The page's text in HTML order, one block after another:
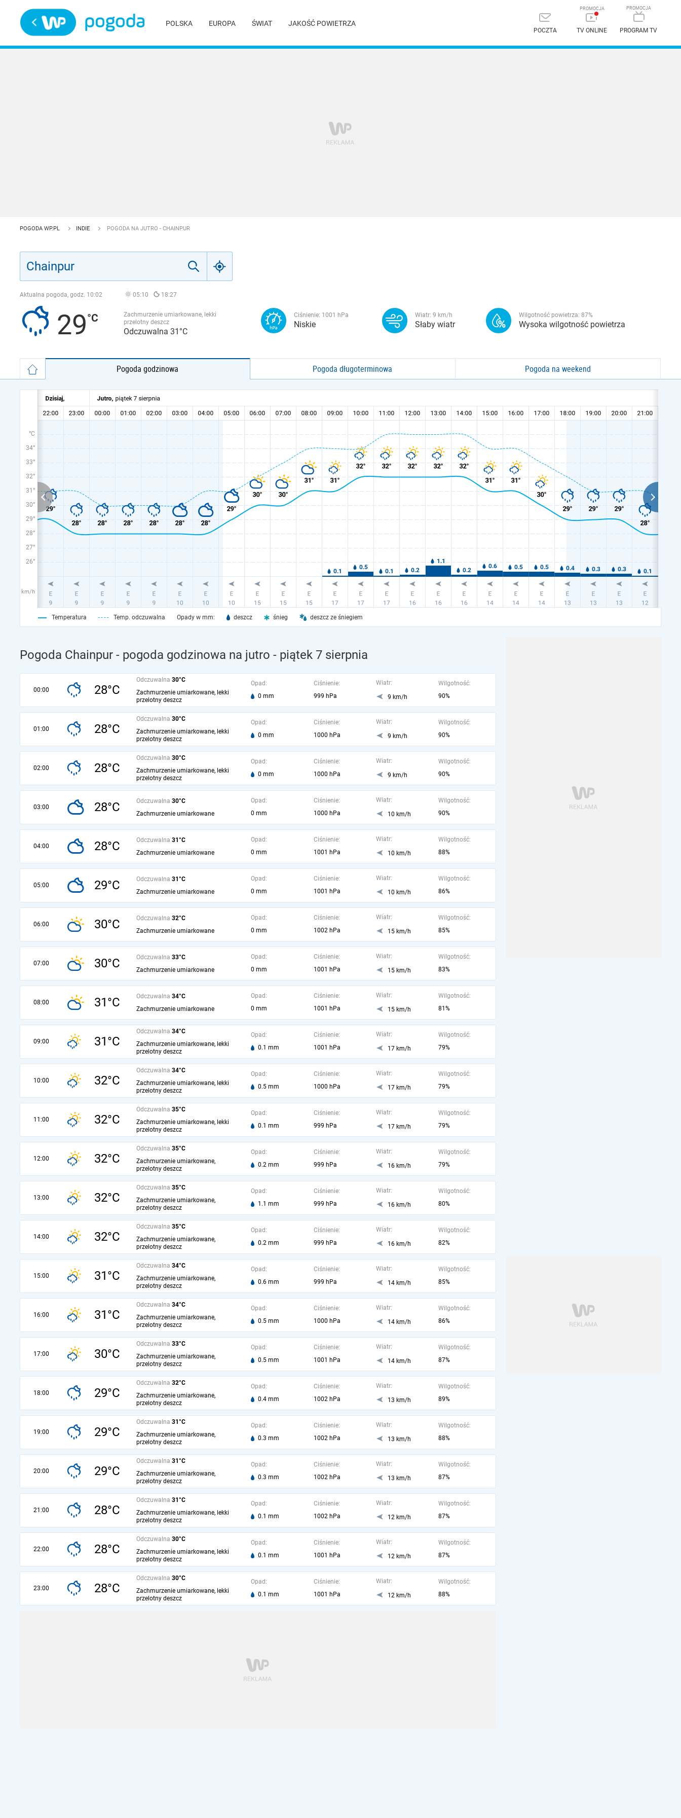
POLSKA EUROPA ŚWIAT JAKOŚĆ POWIETRZA
POCZTA TV ONLINE PROGRAM TV
POGODA WP.PL INDIE POGODA NA JUTRO - CHAINPUR
Aktualna pogoda, godz. 10:02 05:10 18:27
29
Zachmurzenie umiarkowane, lekki
przelotny deszcz
Odczuwalna 31°C
Ciśnienie: 1001 hPa
Niskie
Wiatr: 9 km/h
Słaby wiatr
Wilgotność powietrza: 87%
Wysoka wilgotność powietrza
Pogoda godzinowa Pogoda długoterminowa Pogoda na weekend
°C
34°
33°
32°
31°
30°
29°
28°
27°
26°
km/h
Temperatura Temp. odczuwalna Opady w mm: deszcz śnieg deszcz ze śniegiem
Pogoda Chainpur - pogoda godzinowa na jutro - piątek 7 sierpnia
00:00 28°C
Odczuwalna 30°C
Zachmurzenie umiarkowane, lekki
przelotny deszcz
Opad:
0 mm
Ciśnienie:
999 hPa
Wiatr:
9 km/h
Wilgotność:
90%
01:00 28°C
Odczuwalna 30°C
Zachmurzenie umiarkowane, lekki
przelotny deszcz
Opad:
0 mm
Ciśnienie:
1000 hPa
Wiatr:
9 km/h
Wilgotność:
90%
02:00 28°C
Odczuwalna 30°C
Zachmurzenie umiarkowane, lekki
przelotny deszcz
Opad:
0 mm
Ciśnienie:
1000 hPa
Wiatr:
9 km/h
Wilgotność:
90%
03:00 28°C Odczuwalna 30°C
Zachmurzenie umiarkowane
Opad:
0 mm
Ciśnienie:
1000 hPa
Wiatr:
10 km/h
Wilgotność:
90%
04:00 28°C Odczuwalna 31°C
Zachmurzenie umiarkowane
Opad:
0 mm
Ciśnienie:
1001 hPa
Wiatr:
10 km/h
Wilgotność:
88%
05:00 29°C Odczuwalna 31°C
Zachmurzenie umiarkowane
Opad:
0 mm
Ciśnienie:
1001 hPa
Wiatr:
10 km/h
Wilgotność:
86%
06:00 30°C Odczuwalna 32°C
Zachmurzenie umiarkowane
Opad:
0 mm
Ciśnienie:
1002 hPa
Wiatr:
15 km/h
Wilgotność:
85%
07:00 30°C Odczuwalna 33°C
Zachmurzenie umiarkowane
Opad:
0 mm
Ciśnienie:
1001 hPa
Wiatr:
15 km/h
Wilgotność:
83%
08:00 31°C Odczuwalna 34°C
Zachmurzenie umiarkowane
Opad:
0 mm
Ciśnienie:
1001 hPa
Wiatr:
15 km/h
Wilgotność:
81%
09:00 31°C
Odczuwalna 34°C
Zachmurzenie umiarkowane, lekki
przelotny deszcz
Opad:
0.1 mm
Ciśnienie:
1001 hPa
Wiatr:
17 km/h
Wilgotność:
79%
10:00 32°C
Odczuwalna 34°C
Zachmurzenie umiarkowane, lekki
przelotny deszcz
Opad:
0.5 mm
Ciśnienie:
1000 hPa
Wiatr:
17 km/h
Wilgotność:
79%
11:00 32°C
Odczuwalna 35°C
Zachmurzenie umiarkowane, lekki
przelotny deszcz
Opad:
0.1 mm
Ciśnienie:
999 hPa
Wiatr:
17 km/h
Wilgotność:
79%
12:00 32°C
Odczuwalna 35°C
Zachmurzenie umiarkowane,
przelotny deszcz
Opad:
0.2 mm
Ciśnienie:
999 hPa
Wiatr:
16 km/h
Wilgotność:
79%
13:00 32°C
Odczuwalna 35°C
Zachmurzenie umiarkowane,
przelotny deszcz
Opad:
1.1 mm
Ciśnienie:
999 hPa
Wiatr:
16 km/h
Wilgotność:
80%
14:00 32°C
Odczuwalna 35°C
Zachmurzenie umiarkowane,
przelotny deszcz
Opad:
0.2 mm
Ciśnienie:
999 hPa
Wiatr:
16 km/h
Wilgotność:
82%
15:00 31°C
Odczuwalna 34°C
Zachmurzenie umiarkowane,
przelotny deszcz
Opad:
0.6 mm
Ciśnienie:
999 hPa
Wiatr:
14 km/h
Wilgotność:
85%
16:00 31°C
Odczuwalna 34°C
Zachmurzenie umiarkowane,
przelotny deszcz
Opad:
0.5 mm
Ciśnienie:
1000 hPa
Wiatr:
14 km/h
Wilgotność:
86%
17:00 30°C
Odczuwalna 33°C
Zachmurzenie umiarkowane,
przelotny deszcz
Opad:
0.5 mm
Ciśnienie:
1001 hPa
Wiatr:
14 km/h
Wilgotność:
87%
18:00 29°C
Odczuwalna 32°C
Zachmurzenie umiarkowane,
przelotny deszcz
Opad:
0.4 mm
Ciśnienie:
1002 hPa
Wiatr:
13 km/h
Wilgotność:
89%
19:00 29°C
Odczuwalna 31°C
Zachmurzenie umiarkowane,
przelotny deszcz
Opad:
0.3 mm
Ciśnienie:
1002 hPa
Wiatr:
13 km/h
Wilgotność:
88%
20:00 29°C
Odczuwalna 31°C
Zachmurzenie umiarkowane,
przelotny deszcz
Opad:
0.3 mm
Ciśnienie:
1002 hPa
Wiatr:
13 km/h
Wilgotność:
87%
21:00 28°C
Odczuwalna 31°C
Zachmurzenie umiarkowane, lekki
przelotny deszcz
Opad:
0.1 mm
Ciśnienie:
1002 hPa
Wiatr:
12 km/h
Wilgotność:
87%
22:00 28°C
Odczuwalna 30°C
Zachmurzenie umiarkowane, lekki
przelotny deszcz
Opad:
0.1 mm
Ciśnienie:
1001 hPa
Wiatr:
12 km/h
Wilgotność:
87%
23:00 28°C
Odczuwalna 30°C
Zachmurzenie umiarkowane, lekki
przelotny deszcz
Opad:
0.1 mm
Ciśnienie:
1001 hPa
Wiatr:
12 km/h
Wilgotność:
88%